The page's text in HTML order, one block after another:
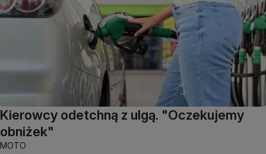
Kierowcy odetchną z ulgą. "Oczekujemy
obniżek"
MOTO